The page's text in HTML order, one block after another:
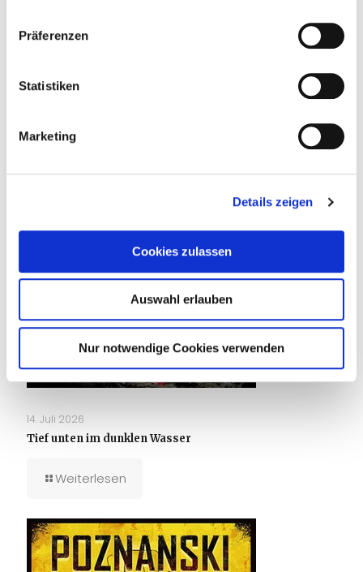
Präferenzen
Statistiken
Marketing
Details zeigen
Cookies zulassen
Auswahl erlauben
Nur notwendige Cookies verwenden
14. Juli 2026
Tief unten im dunklen Wasser
Weiterlesen